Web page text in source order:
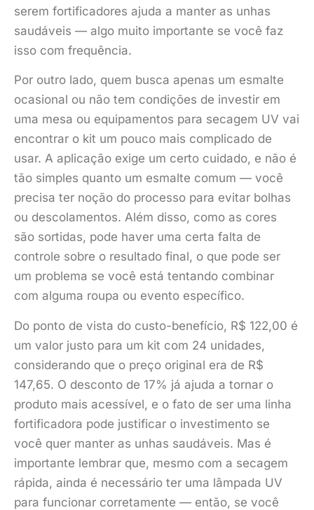
serem fortificadores ajuda a manter as unhas
saudáveis — algo muito importante se você faz
isso com frequência.
Por outro lado, quem busca apenas um esmalte
ocasional ou não tem condições de investir em
uma mesa ou equipamentos para secagem UV vai
encontrar o kit um pouco mais complicado de
usar. A aplicação exige um certo cuidado, e não é
tão simples quanto um esmalte comum — você
precisa ter noção do processo para evitar bolhas
ou descolamentos. Além disso, como as cores
são sortidas, pode haver uma certa falta de
controle sobre o resultado final, o que pode ser
um problema se você está tentando combinar
com alguma roupa ou evento específico.
Do ponto de vista do custo-benefício, R$ 122,00 é
um valor justo para um kit com 24 unidades,
considerando que o preço original era de R$
147,65. O desconto de 17% já ajuda a tornar o
produto mais acessível, e o fato de ser uma linha
fortificadora pode justificar o investimento se
você quer manter as unhas saudáveis. Mas é
importante lembrar que, mesmo com a secagem
rápida, ainda é necessário ter uma lâmpada UV
para funcionar corretamente — então, se você